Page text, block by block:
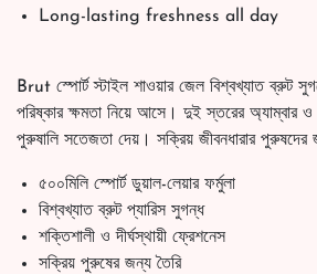
Long-lasting freshness all day
Brut স্পোর্ট স্টাইল শাওয়ার জেল বিশ্বখ্যাত ব্রুট
পরিষ্কার ক্ষমতা নিয়ে আসে। দুই স্তরের অ্যাম্বার ও
পুরুষালি সতেজতা দেয়। সক্রিয় জীবনধারার
৫০০মিলি স্পোর্ট ডুয়াল-লেয়ার ফর্মুলা
বিশ্বখ্যাত ব্রুট প্যারিস সুগন্ধ
শক্তিশালী ও দীর্ঘস্থায়ী ফ্রেশনেস
সক্রিয় পুরুষের জন্য তৈরি